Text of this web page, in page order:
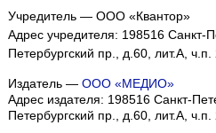
Учредитель — ООО «Квантор»
Адрес учредителя: 198516 Санкт-
Петербургский пр., д.60, лит.А,
Издатель — ООО «МЕДИО»
Адрес издателя: 198516 Санкт-
Петербургский пр., д.60, лит.А,